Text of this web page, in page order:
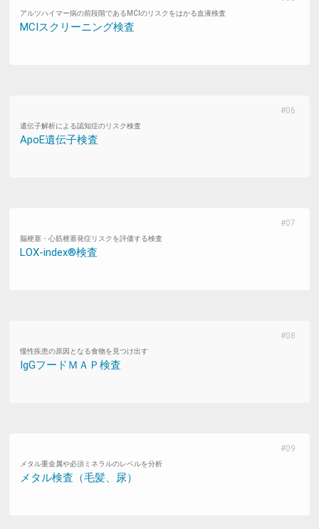
アルツハイマー病の前段階であるMCIのリスクをはかる血液検査
MCIスクリーニング検査
遺伝子解析による認知症のリスク検査
ApoE遺伝子検査
脳梗塞・心筋梗塞発症リスクを評価する検査
LOX-index®検査
慢性疾患の原因となる食物を見つけ出す
IgGフードＭＡＰ検査
メタル重金属や必須ミネラルのレベルを分析
メタル検査（毛髪、尿）